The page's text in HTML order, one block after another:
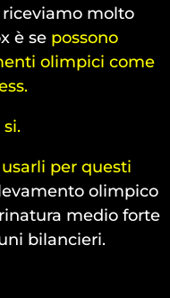
molto
è se possono
olimpici come
si.
per questi
olimpico
medio forte
bilancieri.